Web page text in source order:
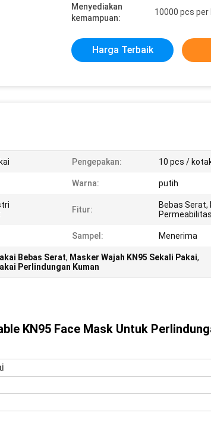
Menyediakan
kemampuan:
10000 pcs per
Harga Terbaik
Pengepakan: 10 pcs /
Warna: putih
Fitur:
Bebas Serat,
Sampel: Menerima
Bebas Serat, Masker Wajah KN95 Sekali Pakai,
Perlindungan Kuman
KN95 Face Mask Untuk